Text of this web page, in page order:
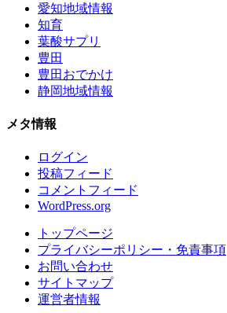
愛知地域情報
知育
葉酸サプリ
豊田
豊田おでかけ
静岡地域情報
メタ情報
ログイン
投稿フィード
コメントフィード
WordPress.org
トップページ
プライバシーポリシー・免責事項
お問い合わせ
サイトマップ
運営者情報